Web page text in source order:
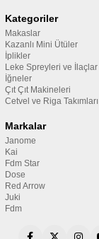
Kategoriler
Makaslar
Kazanlı Mini Ütüler
İplikler
Leke Spreyleri ve İlaçlar
İğneler
Çıt Çıt Makineleri
Cetvel ve Riga Takımları
Markalar
Janome
Kai
Fdm Star
Dose
Red Arrow
Juki
Fdm